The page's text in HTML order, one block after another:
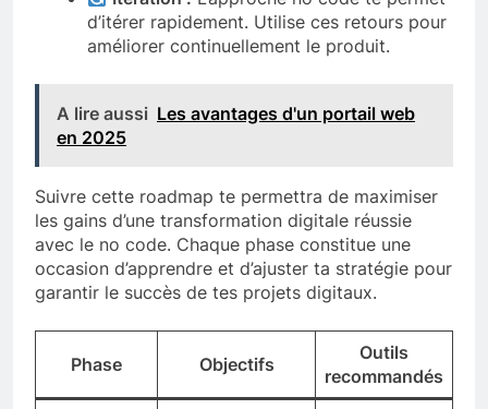
d’itérer rapidement. Utilise ces retours pour
améliorer continuellement le produit.
A lire aussi Les avantages d'un portail web
en 2025
Suivre cette roadmap te permettra de maximiser
les gains d’une transformation digitale réussie
avec le no code. Chaque phase constitue une
occasion d’apprendre et d’ajuster ta stratégie pour
garantir le succès de tes projets digitaux.
Phase Objectifs
Outils
recommandés